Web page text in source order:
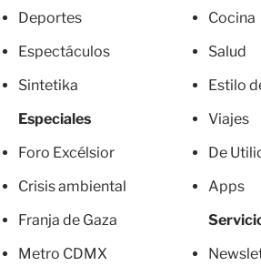
Deportes
Espectáculos
Sintetika
Especiales
Foro Excélsior
Crisis ambiental
Franja de Gaza
Metro CDMX
Cocina
Salud
Estilo
Viajes
De
Apps